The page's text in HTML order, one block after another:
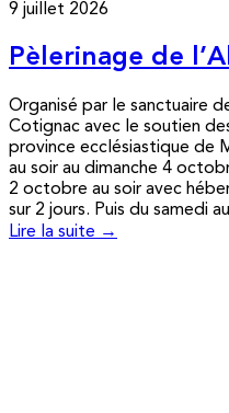
9 juillet 2026
Pèlerinage de
Organisé par le sanctuaire
Cotignac avec le soutien
province ecclésiastique de
au soir au dimanche 4
2 octobre au soir avec
sur 2 jours. Puis du samedi
Lire la suite →